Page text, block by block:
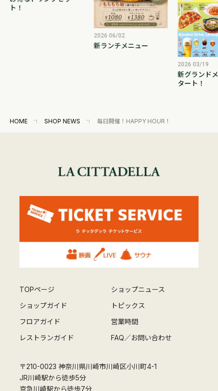
ト！
2026 06/02
新ランチメニュー
2026 03/19
新グランド
タート！
HOME SHOP NEWS 毎日開催！HAPPY HOUR！
TOPページ
ショップニュース
ショップガイド
トピックス
フロアガイド
営業時間
レストランガイド
FAQ／お問い合わせ
〒210-0023 神奈川県川崎市川崎区小川町4-1
JR川崎駅から徒歩5分
京急川崎駅から徒歩7分